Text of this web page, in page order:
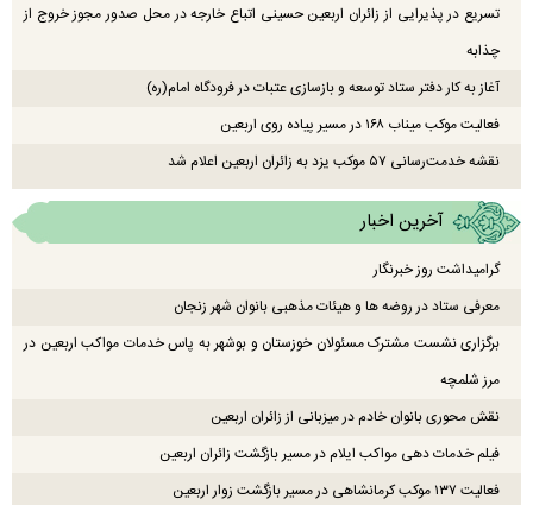
تسریع در پذیرایی از زائران اربعین حسینی اتباع خارجه در محل صدور مجوز خروج از
چذابه
آغاز به کار دفتر ستاد توسعه و بازسازی عتبات در فرودگاه امام(ره)
فعالیت موکب میناب ۱۶۸ در مسیر پیاده روی اربعین
نقشه خدمت‌رسانی ۵۷ موکب یزد به زائران اربعین اعلام شد
آخرین اخبار
گرامیداشت روز خبرنگار
معرفی ستاد در روضه ها و هیئات مذهبی بانوان شهر زنجان
برگزاری نشست مشترک مسئولان خوزستان و بوشهر به پاس خدمات مواکب اربعین در
مرز شلمچه
نقش محوری بانوان خادم در میزبانی از زائران اربعین
فیلم خدمات دهی مواکب ایلام در مسیر بازگشت زائران اربعین
فعالیت ۱۳۷ موکب کرمانشاهی در مسیر بازگشت زوار اربعین